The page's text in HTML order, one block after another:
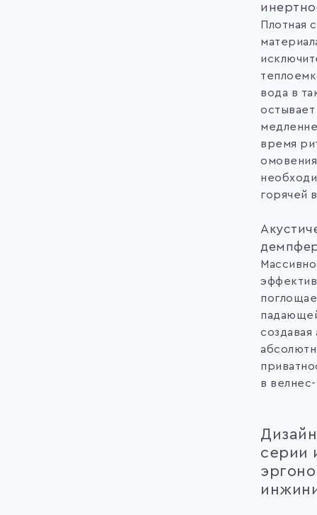
Плотная
вода в
остывает
время
горячей
в
серии